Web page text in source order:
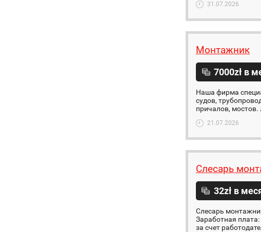
31.07.2026
Монтажник
7000zł в
Наша фирма
судов,
причалов, мостов.
21.07.2026
Слесарь
32zł в
Слесарь
Заработная
за счет